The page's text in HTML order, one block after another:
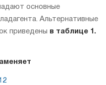
основные
Альтернативные
приведены в таблице 1.